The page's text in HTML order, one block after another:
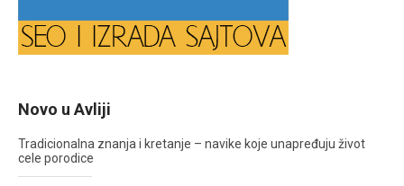
Novo u Avliji
Tradicionalna znanja i kretanje – navike koje unapređuju život
cele porodice